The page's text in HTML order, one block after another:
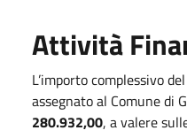
Attività
L’importo complessivo
assegnato al Comune di
280.932,00, a valere